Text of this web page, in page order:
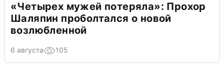
«Четырех мужей потеряла»: Прохор
Шаляпин проболтался о новой
возлюбленной
6 августа 105